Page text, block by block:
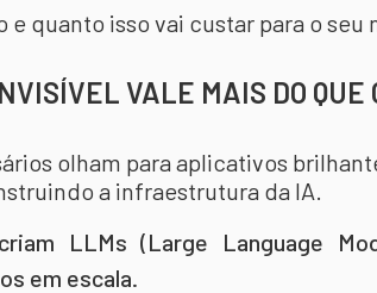
e quanto isso vai custar para o seu
VALE MAIS DO QUE
olham para aplicativos
a infraestrutura da IA.
LLMs (Large Language
em escala.